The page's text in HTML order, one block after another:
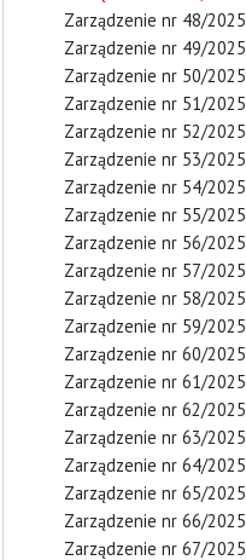
Zarządzenie nr 48/2025
Zarządzenie nr 49/2025
Zarządzenie nr 50/2025
Zarządzenie nr 51/2025
Zarządzenie nr 52/2025
Zarządzenie nr 53/2025
Zarządzenie nr 54/2025
Zarządzenie nr 55/2025
Zarządzenie nr 56/2025
Zarządzenie nr 57/2025
Zarządzenie nr 58/2025
Zarządzenie nr 59/2025
Zarządzenie nr 60/2025
Zarządzenie nr 61/2025
Zarządzenie nr 62/2025
Zarządzenie nr 63/2025
Zarządzenie nr 64/2025
Zarządzenie nr 65/2025
Zarządzenie nr 66/2025
Zarządzenie nr 67/2025